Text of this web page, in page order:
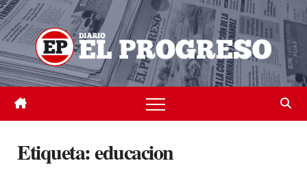
Skip
to
content
Etiqueta:educacion